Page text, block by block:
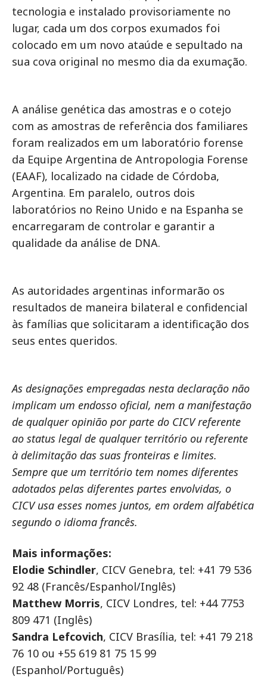
tecnologia e instalado provisoriamente no
lugar, cada um dos corpos exumados foi
colocado em um novo ataúde e sepultado na
sua cova original no mesmo dia da exumação.
A análise genética das amostras e o cotejo
com as amostras de referência dos familiares
foram realizados em um laboratório forense
da Equipe Argentina de Antropologia Forense
(EAAF), localizado na cidade de Córdoba,
Argentina. Em paralelo, outros dois
laboratórios no Reino Unido e na Espanha se
encarregaram de controlar e garantir a
qualidade da análise de DNA.
As autoridades argentinas informarão os
resultados de maneira bilateral e confidencial
às famílias que solicitaram a identificação dos
seus entes queridos.
As designações empregadas nesta declaração não
implicam um endosso oficial, nem a manifestação
de qualquer opinião por parte do CICV referente
ao status legal de qualquer território ou referente
à delimitação das suas fronteiras e limites.
Sempre que um território tem nomes diferentes
adotados pelas diferentes partes envolvidas, o
CICV usa esses nomes juntos, em ordem alfabética
segundo o idioma francês.
Mais informações:
Elodie Schindler, CICV Genebra, tel: +41 79 536
92 48 (Francês/Espanhol/Inglês)
Matthew Morris, CICV Londres, tel: +44 7753
809 471 (Inglês)
Sandra Lefcovich, CICV Brasília, tel: +41 79 218
76 10 ou +55 619 81 75 15 99
(Espanhol/Português)